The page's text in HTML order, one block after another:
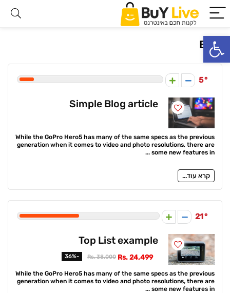
פתח סרגל נגישות
Blog
5
Simple Blog article
While the GoPro Hero5 has many of the same specs as the previous
generation when it comes to video and photo resolutions, there are
some new features in ...
קרא עוד...
21
Top List example
Rs. 24,499
Rs. 38,000
-36%
While the GoPro Hero5 has many of the same specs as the previous
generation when it comes to video and photo resolutions, there are
some new features in ...